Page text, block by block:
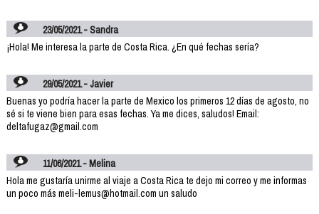
23/05/2021 - Sandra
¡Hola! Me interesa la parte de Costa Rica. ¿En qué fechas sería?
29/05/2021 - Javier
Buenas yo podría hacer la parte de Mexico los primeros 12 días de agosto, no
sé si te viene bien para esas fechas. Ya me dices, saludos! Email:
deltafugaz@gmail.com
11/06/2021 - Melina
Hola me gustaría unirme al viaje a Costa Rica te dejo mi correo y me informas
un poco más meli-lemus@hotmail.com un saludo